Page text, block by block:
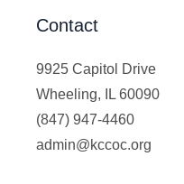
Contact
9925 Capitol Drive
Wheeling, IL 60090
(847) 947-4460
admin@kccoc.org